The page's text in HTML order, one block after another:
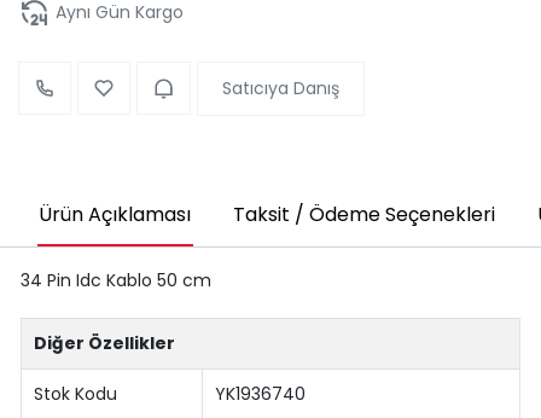
Aynı Gün Kargo
Satıcıya Danış
Ürün Açıklaması Taksit / Ödeme Seçenekleri
34 Pin Idc Kablo 50 cm
Diğer Özellikler
Stok Kodu YK1936740